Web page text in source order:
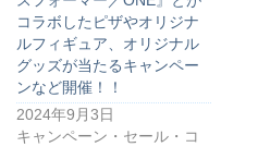
コラボしたピザやオリジナ
ルフィギュア、オリジナル
グッズが当たるキャンペー
ンなど開催！！
2024年9月3日
キャンペーン・セール・コ